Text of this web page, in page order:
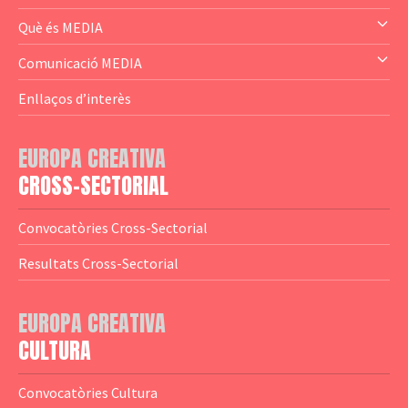
— Audience Cluster
— Altres
Què és MEDIA
— El subprograma MEDIA
— Agència Executiva
— Logotips
Comunicació MEDIA
— Estrenes a Catalunya
— Notícies
— Guies MEDIA
— Altres Guies
— Presentacions
— Estudis
— Anuaris
Enllaços d’interès
EUROPA CREATIVA
CROSS-SECTORIAL
Convocatòries Cross-Sectorial
Resultats Cross-Sectorial
EUROPA CREATIVA
CULTURA
Convocatòries Cultura